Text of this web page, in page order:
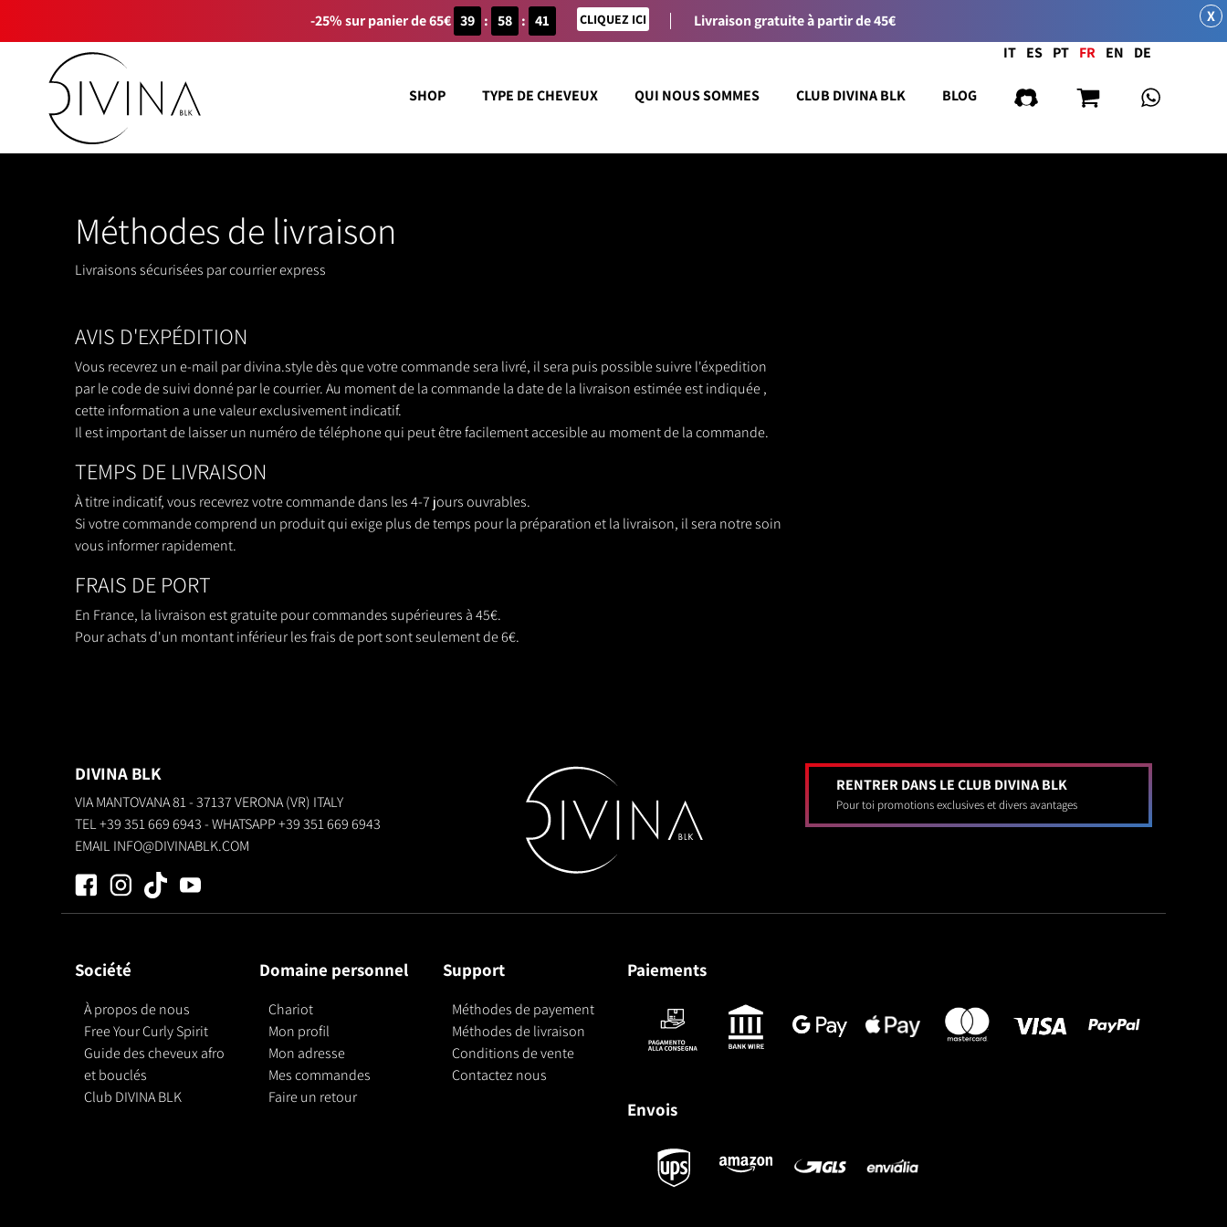
-25% sur panier de 65€ 39 : 58 : 41 CLIQUEZ ICI Livraison gratuite à partir de 45€ X
SHOP TYPE DE CHEVEUX QUI NOUS SOMMES CLUB DIVINA BLK BLOG
IT ES PT FR EN DE
Méthodes de livraison
Livraisons sécurisées par courrier express
AVIS D'EXPÉDITION
Vous recevrez un e-mail par divina.style dès que votre commande sera livré, il sera puis possible suivre l'éxpedition
par le code de suivi donné par le courrier. Au moment de la commande la date de la livraison estimée est indiquée ,
cette information a une valeur exclusivement indicatif.
Il est important de laisser un numéro de téléphone qui peut être facilement accesible au moment de la commande.
TEMPS DE LIVRAISON
À titre indicatif, vous recevrez votre commande dans les 4-7 jours ouvrables.
Si votre commande comprend un produit qui exige plus de temps pour la préparation et la livraison, il sera notre soin
vous informer rapidement.
FRAIS DE PORT
En France, la livraison est gratuite pour commandes supérieures à 45€.
Pour achats d'un montant inférieur les frais de port sont seulement de 6€.
DIVINA BLK
VIA MANTOVANA 81 - 37137 VERONA (VR) ITALY
TEL+39 351 669 6943- WHATSAPP+39 351 669 6943
EMAILINFO@DIVINABLK.COM
RENTRER DANS LE CLUB DIVINA BLK
Pour toi promotions exclusives et divers avantages
Société
À propos de nous
Free Your Curly Spirit
Guide des cheveux afro
et bouclés
Club DIVINA BLK
Domaine personnel
Chariot
Mon profil
Mon adresse
Mes commandes
Faire un retour
Support
Méthodes de payement
Méthodes de livraison
Conditions de vente
Contactez nous
Paiements
Envois